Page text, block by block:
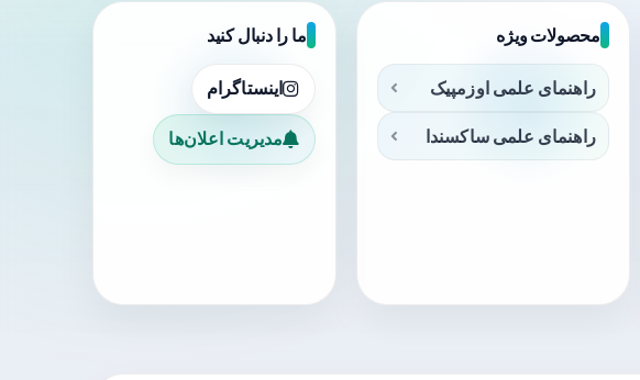
محصولات ویژه
راهنمای علمی اوزمپیک
راهنمای علمی ساکسندا
ما را دنبال کنید
اینستاگرام
مدیریت اعلان‌ها